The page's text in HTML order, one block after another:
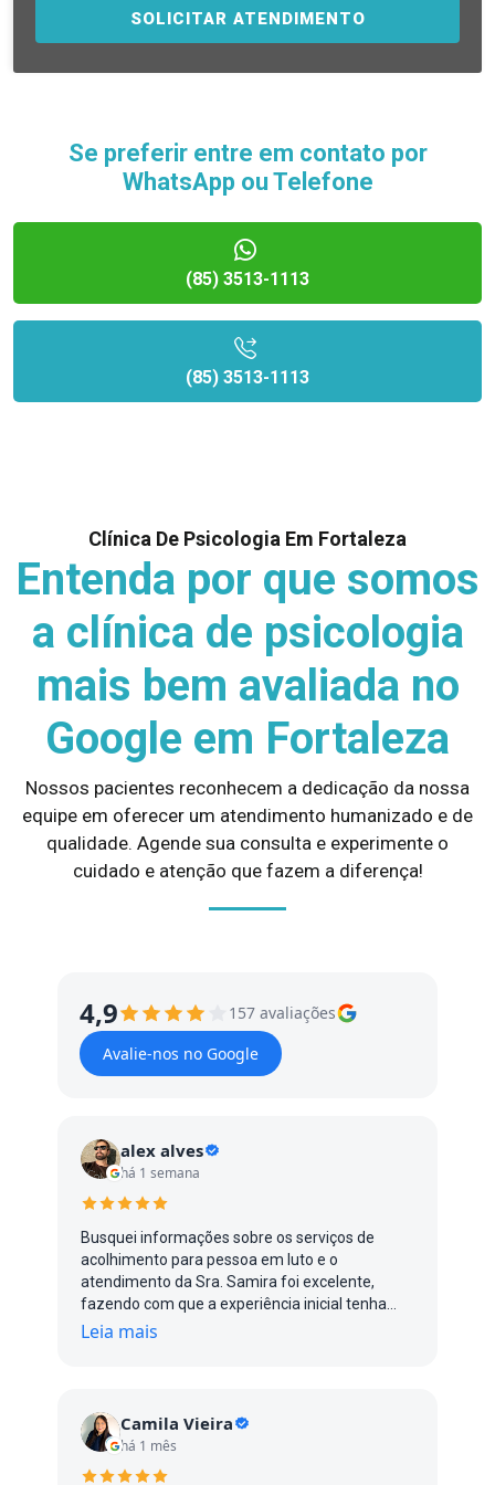
SOLICITAR ATENDIMENTO
Se preferir entre em contato por
WhatsApp ou Telefone
(85) 3513-1113
(85) 3513-1113
Clínica De Psicologia Em Fortaleza
Entenda por que somos
a clínica de psicologia
mais bem avaliada no
Google em Fortaleza
Nossos pacientes reconhecem a dedicação da nossa
equipe em oferecer um atendimento humanizado e de
qualidade. Agende sua consulta e experimente o
cuidado e atenção que fazem a diferença!
4,9
157 avaliações
Avalie-nos no Google
alex alves
há 1 semana
Busquei informações sobre os serviços de
acolhimento para pessoa em luto e o
atendimento da Sra. Samira foi excelente,
fazendo com que a experiência inicial tenha
sido gratificante.
Leia mais
Camila Vieira
há 1 mês